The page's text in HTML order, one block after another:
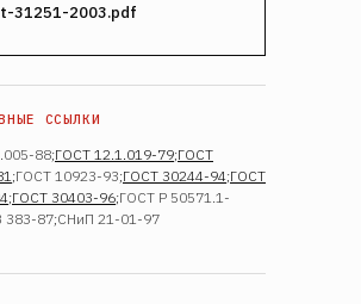
31251-2003.pdf
88;ГОСТ 12.1.019-79;ГОСТ
;ГОСТ 10923-93;ГОСТ 30244-94;ГОСТ
;ГОСТ 30403-96;ГОСТ Р 50571.1-
383-87;СНиП 21-01-97